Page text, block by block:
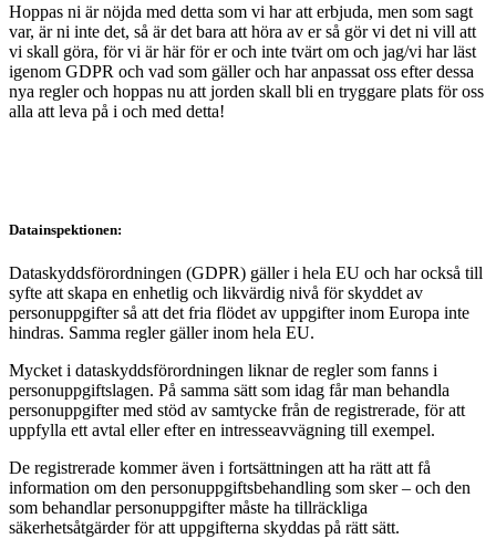
Hoppas ni är nöjda med detta som vi har att erbjuda, men som sagt
var, är ni inte det, så är det bara att höra av er så gör vi det ni vill att
vi skall göra, för vi är här för er och inte tvärt om och jag/vi har läst
igenom GDPR och vad som gäller och har anpassat oss efter dessa
nya regler och hoppas nu att jorden skall bli en tryggare plats för oss
alla att leva på i och med detta!
Datainspektionen:
Dataskyddsförordningen (GDPR) gäller i hela EU och har också till
syfte att skapa en enhetlig och likvärdig nivå för skyddet av
personuppgifter så att det fria flödet av uppgifter inom Europa inte
hindras. Samma regler gäller inom hela EU.
Mycket i dataskyddsförordningen liknar de regler som fanns i
personuppgiftslagen. På samma sätt som idag får man behandla
personuppgifter med stöd av samtycke från de registrerade, för att
uppfylla ett avtal eller efter en intresseavvägning till exempel.
De registrerade kommer även i fortsättningen att ha rätt att få
information om den personuppgiftsbehandling som sker – och den
som behandlar personuppgifter måste ha tillräckliga
säkerhetsåtgärder för att uppgifterna skyddas på rätt sätt.